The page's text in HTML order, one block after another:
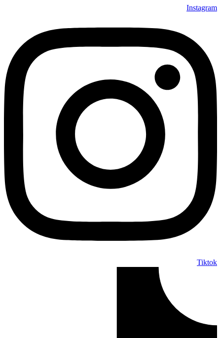
Instagram
Tiktok